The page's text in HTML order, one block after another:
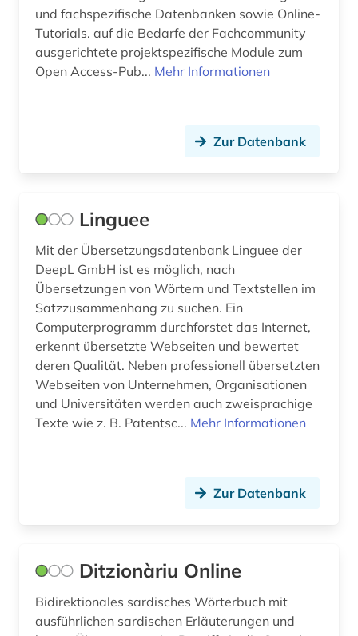
und fachspezifische Datenbanken sowie Online-
Tutorials. auf die Bedarfe der Fachcommunity
ausgerichtete projektspezifische Module zum
Open Access-Pub... Mehr Informationen
Zur Datenbank
Linguee
Mit der Übersetzungsdatenbank Linguee der
DeepL GmbH ist es möglich, nach
Übersetzungen von Wörtern und Textstellen im
Satzzusammenhang zu suchen. Ein
Computerprogramm durchforstet das Internet,
erkennt übersetzte Webseiten und bewertet
deren Qualität. Neben professionell übersetzten
Webseiten von Unternehmen, Organisationen
und Universitäten werden auch zweisprachige
Texte wie z. B. Patentsc... Mehr Informationen
Zur Datenbank
Ditzionàriu Online
Bidirektionales sardisches Wörterbuch mit
ausführlichen sardischen Erläuterungen und